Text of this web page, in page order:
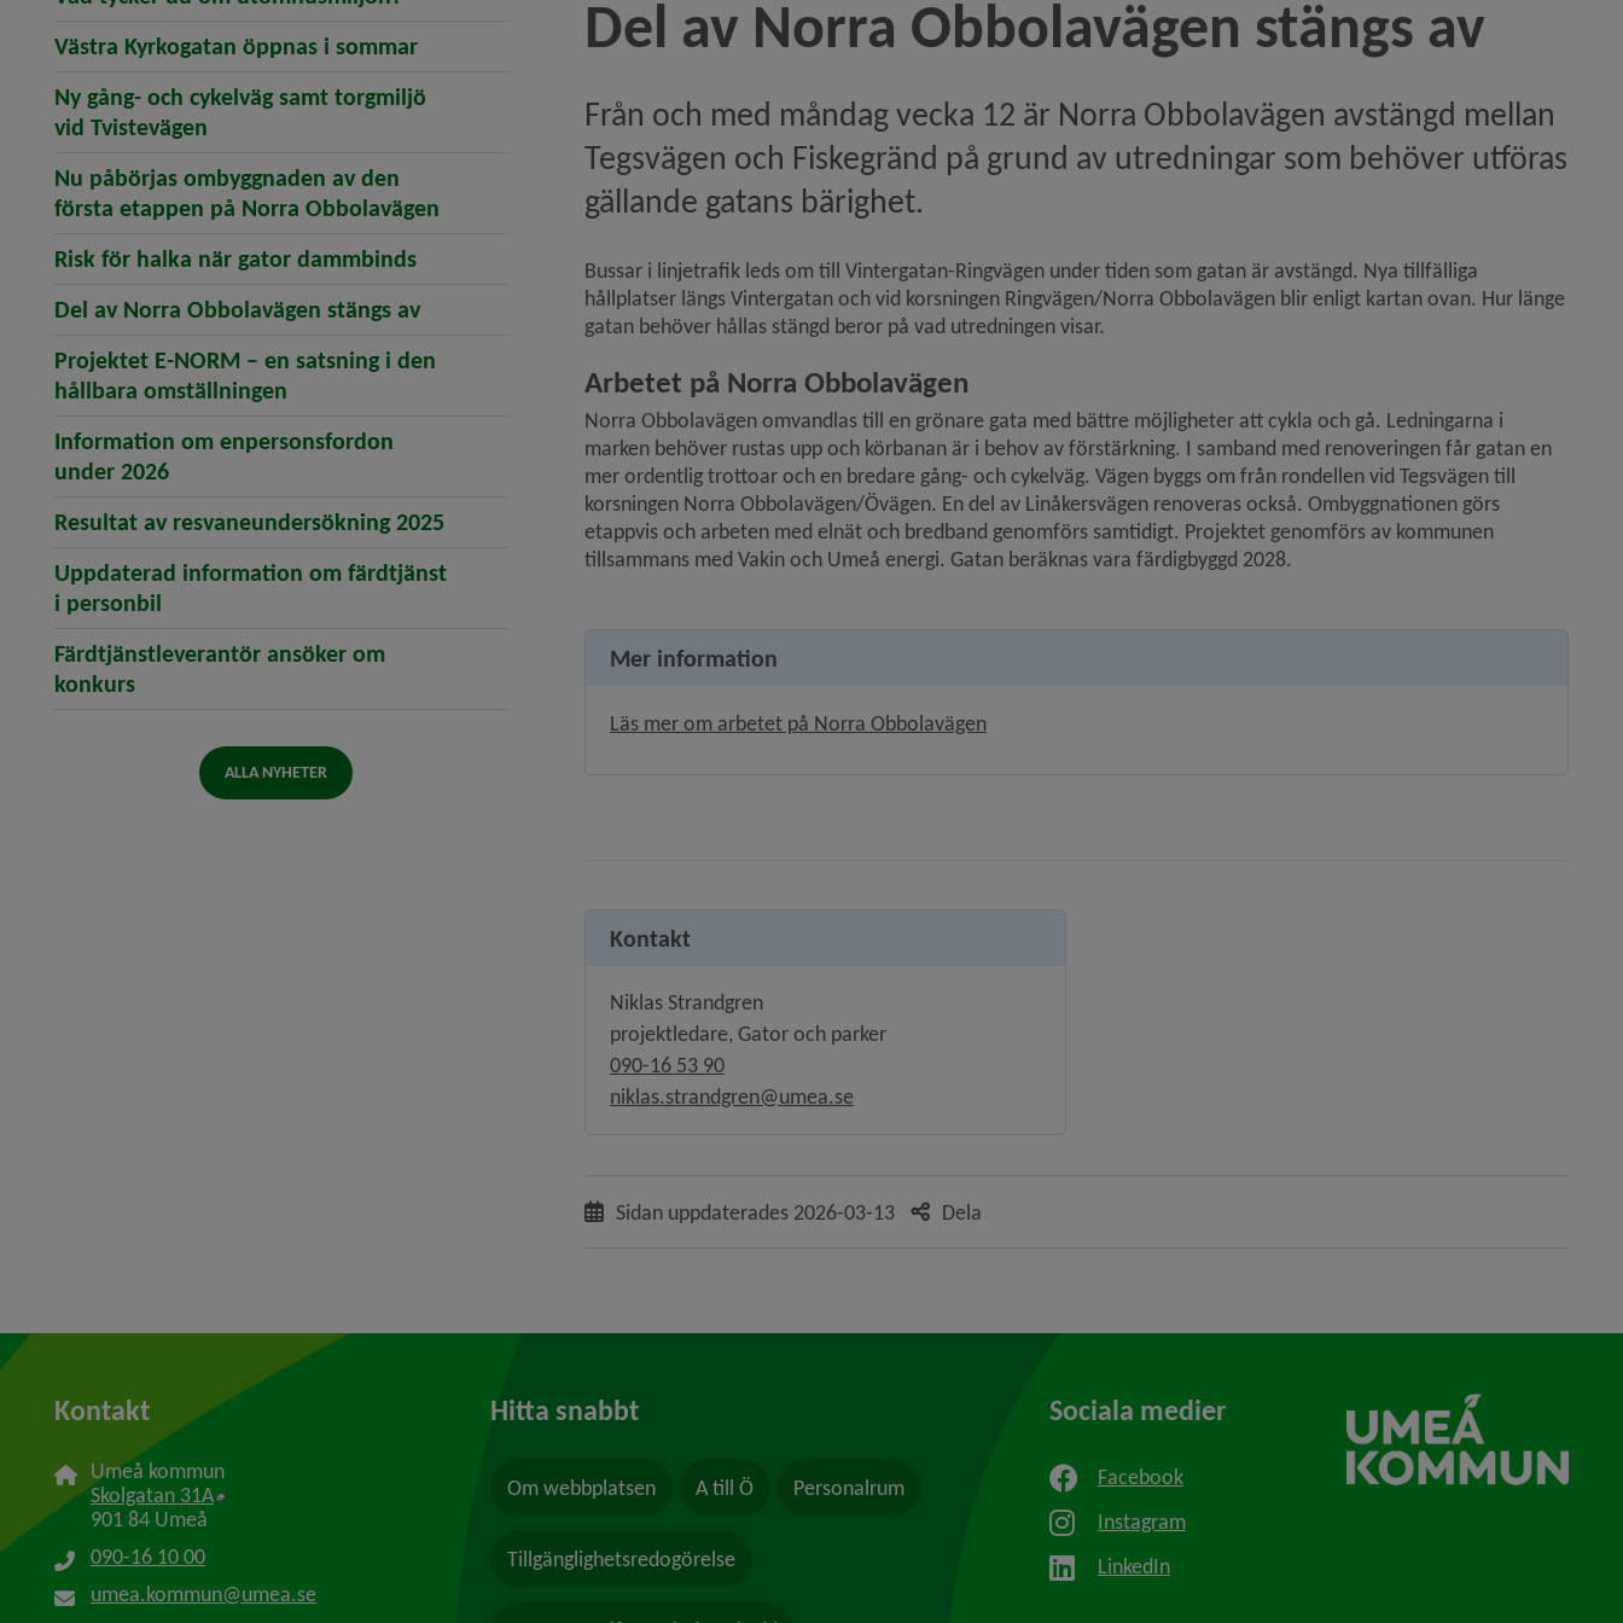
Västra Kyrkogatan öppnas i sommar(öppnar artikeln Västra Kyrkogatan öppnas i sommar)
Ny gång- och cykelväg samt torgmiljö
vid Tvistevägen (öppnar artikeln Ny gång- och cykelväg samt torgmiljö vid Tvistevägen)
Nu påbörjas ombyggnaden av den
första etappen på Norra Obbolavägen (öppnar artikeln Nu påbörjas ombyggnaden av den första etappen på Norra Obbolavägen)
Risk för halka när gator dammbinds(öppnar artikeln Risk för halka när gator dammbinds)
Del av Norra Obbolavägen stängs av(öppnar artikeln Del av Norra Obbolavägen stängs av)
Projektet E-NORM – en satsning i den
hållbara omställningen (öppnar artikeln Projektet E-NORM – en satsning i den hållbara omställningen)
Information om enpersonsfordon
under 2026(öppnar artikeln Information om enpersonsfordon under 2026)
Resultat av resvaneundersökning 2025 (öppnar artikeln Resultat av resvaneundersökning 2025)
Uppdaterad information om färdtjänst
i personbil
Färdtjänstleverantör ansöker om
konkurs(öppnar artikeln Färdtjänstleverantör ansöker om konkurs)
ALLA NYHETER
Del av Norra Obbolavägen stängs av
Från och med måndag vecka 12 är Norra Obbolavägen avstängd mellan
Tegsvägen och Fiskegränd på grund av utredningar som behöver utföras
gällande gatans bärighet.
Bussar i linjetrafik leds om till Vintergatan-Ringvägen under tiden som gatan är avstängd. Nya tillfälliga
hållplatser längs Vintergatan och vid korsningen Ringvägen/Norra Obbolavägen blir enligt kartan ovan. Hur länge
gatan behöver hållas stängd beror på vad utredningen visar.
Arbetet på Norra Obbolavägen
Norra Obbolavägen omvandlas till en grönare gata med bättre möjligheter att cykla och gå. Ledningarna i
marken behöver rustas upp och körbanan är i behov av förstärkning. I samband med renoveringen får gatan en
mer ordentlig trottoar och en bredare gång- och cykelväg. Vägen byggs om från rondellen vid Tegsvägen till
korsningen Norra Obbolavägen/Övägen. En del av Linåkersvägen renoveras också. Ombyggnationen görs
etappvis och arbeten med elnät och bredband genomförs samtidigt. Projektet genomförs av kommunen
tillsammans med Vakin och Umeå energi. Gatan beräknas vara färdigbyggd 2028.
Mer information
Läs mer om arbetet på Norra ObbolavägenÖppnas i nytt fönster.
Kontakt
Niklas Strandgren
projektledare, Gator och parker
090-16 53 90
niklas.strandgren@umea.se
Sidan uppdaterades 2026-03-13 Dela
Kontakt
Umeå kommun
Skolgatan 31A Länk till annan webbplats, öppnas i nytt fönster.
901 84 Umeå
090-16 10 00
umea.kommun@umea.se
Hitta snabbt
Om webbplatsen A till Ö Personalrum
Tillgänglighetsredogörelse
Sociala medier
Facebook
Instagram
LinkedIn